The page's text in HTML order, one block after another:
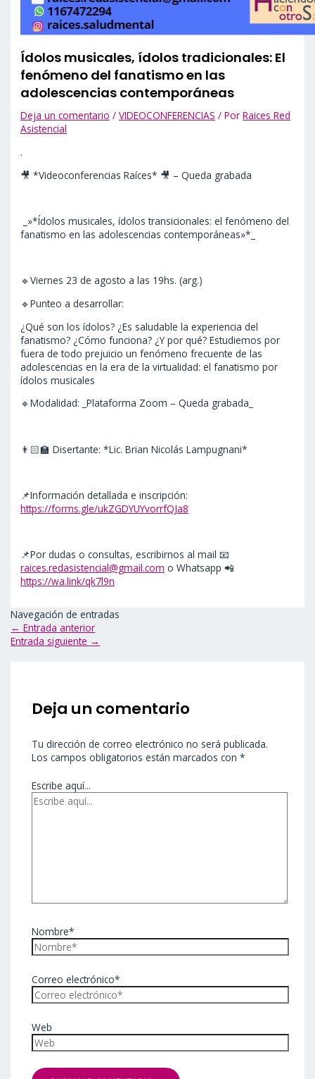
Ídolos musicales, ídolos tradicionales: El
fenómeno del fanatismo en las
adolescencias contemporáneas
Deja un comentario /VIDEOCONFERENCIAS / PorRaices Red
Asistencial
.
🎥 *Videoconferencias Raíces* 🎥 – Queda grabada
_»*Ídolos musicales, ídolos transicionales: el fenómeno del
fanatismo en las adolescencias contemporáneas»*_
🔹Viernes 23 de agosto a las 19hs. (arg.)
🔹Punteo a desarrollar:
¿Qué son los ídolos? ¿Es saludable la experiencia del
fanatismo? ¿Cómo funciona? ¿Y por qué? Estudiemos por
fuera de todo prejuicio un fenómeno frecuente de las
adolescencias en la era de la virtualidad: el fanatismo por
ídolos musicales
🔹Modalidad: _Plataforma Zoom – Queda grabada_
👨🏻‍🏫 Disertante: *Lic. Brian Nicolás Lampugnani*
📌Información detallada e inscripción:
https://forms.gle/ukZGDYUYvorrfQJa8
📌Por dudas o consultas, escribirnos al mail 📧
raices.redasistencial@gmail.com o Whatsapp 📲
https://wa.link/qk7l9n
Navegación de entradas
← Entrada anterior
Entrada siguiente →
Deja un comentario
Tu dirección de correo electrónico no será publicada.
Los campos obligatorios están marcados con *
Escribe aquí...
Nombre*
Correo electrónico*
Web